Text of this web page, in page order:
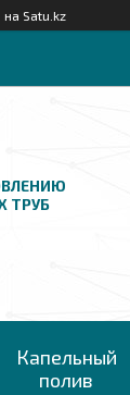
на Satu.kz
ТРУБ
Капельный
полив